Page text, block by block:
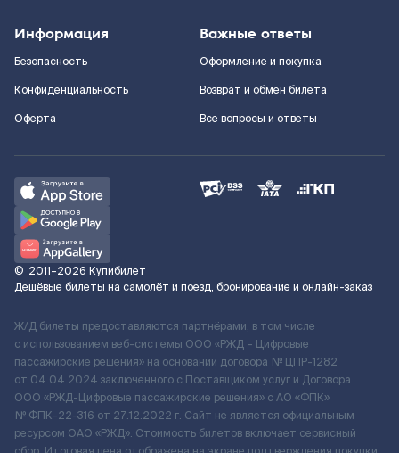
Информация
Безопасность
Конфиденциальность
Оферта
Важные ответы
Оформление и покупка
Возврат и обмен билета
Все вопросы и ответы
© 2011–2026 Купибилет
Дешёвые билеты на самолёт и поезд, бронирование и онлайн-заказ
Ж/Д билеты предоставляются партнёрами, в том числе
с использованием веб-системы ООО «РЖД – Цифровые
пассажирские решения» на основании договора № ЦПР-1282
от 04.04.2024 заключенного с Поставщиком услуг и Договора
ООО «РЖД-Цифровые пассажирские решения» c АО «ФПК»
№ ФПК-22-316 от 27.12.2022 г. Сайт не является официальным
ресурсом ОАО «РЖД». Стоимость билетов включает сервисный